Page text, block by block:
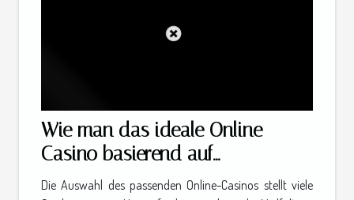
Wie man das ideale Online-
Casino basierend auf
Spielvorlieben auswählt
Die Auswahl des passenden Online-Casinos stellt viele